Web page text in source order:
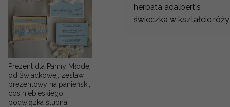
Prezent dla Panny Młodej
od Świadkowej, zestaw
prezentowy na panieński,
cos niebieskiego
podwiązka ślubna
herbata adalbert's
świeczka w kształcie róży